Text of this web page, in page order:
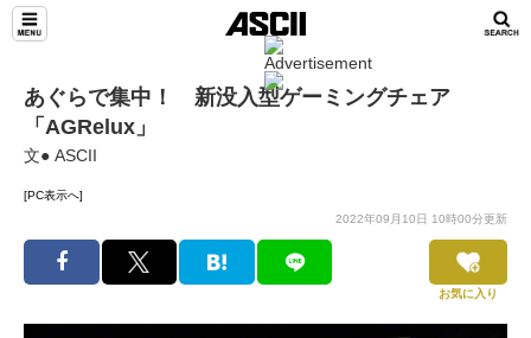
あぐらで集中！ 新没入型ゲーミングチェア
「AGRelux」
文● ASCII
[PC表示へ]
2022年09月10日 10時00分更新
お気に入り